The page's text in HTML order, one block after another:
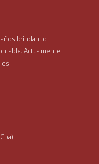
brindando
Actualmente